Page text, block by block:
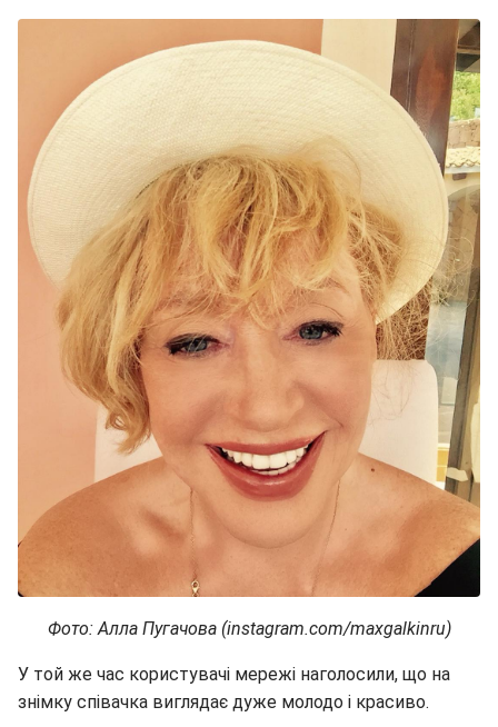
Фото: Алла Пугачова (instagram.com/maxgalkinru)
У той же час користувачі мережі наголосили, що на
знімку співачка виглядає дуже молодо і красиво.